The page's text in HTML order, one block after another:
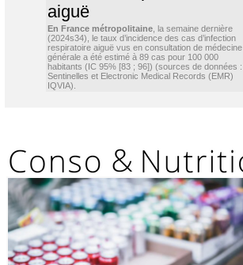
aiguë
En France métropolitaine , la semaine dernière
(2024s34), le taux d’incidence des cas d’infection
respiratoire aiguë vus en consultation de médecine
générale a été estimé à 89 cas pour 100 000
habitants (IC 95% [83 ; 96]) (sources de données :
Sentinelles et Electronic Medical Records (EMR)
IQVIA).